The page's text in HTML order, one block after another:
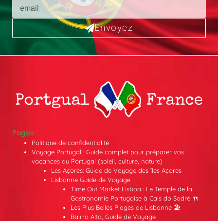
Envoyez
Pages
Politique de confidentialité
Voyage Portugal : Guide complet pour préparer vos
vacances au Portugal (soleil, culture, nature)
Les Açores: Guide de Voyage des îles Açores
Lisbonne Guide de Voyage
Time Out Market Lisboa : Le Temple de la
Gastronomie Portugaise à Cais do Sodré 🍴
Les Plus Belles Plages de Lisbonne 🏖️
Bairro Alto, Guide de Voyage